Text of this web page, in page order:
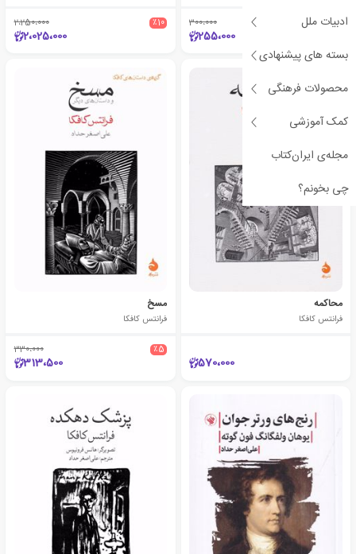
ادبیات ملل
بسته های پیشنهادی
محصولات فرهنگی
کمک آموزشی
مجله‌ی ایران‌کتاب
چی بخونم؟
٪15 300،000
255،000
٪10 2،250،000
2،025،000
محاکمه
فرانتس کافکا
570،000
مسخ
فرانتس کافکا
٪5 330،000
313،500